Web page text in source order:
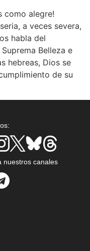
como alegre!
a veces severa,
habla del
Belleza e
hebreas, Dios se
de su
nuestros canales